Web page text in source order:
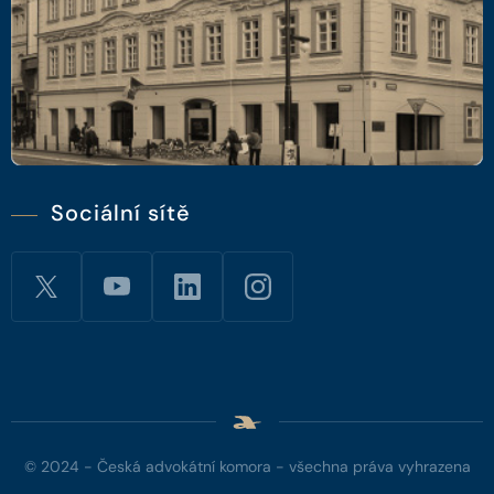
Sociální sítě
© 2024 - Česká advokátní komora - všechna práva vyhrazena